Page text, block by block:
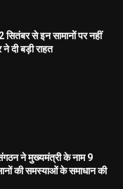
से इन सामानों पर नहीं
दी बड़ी राहत
ने मुख्यमंत्री के नाम 9
की समस्याओं के समाधान की